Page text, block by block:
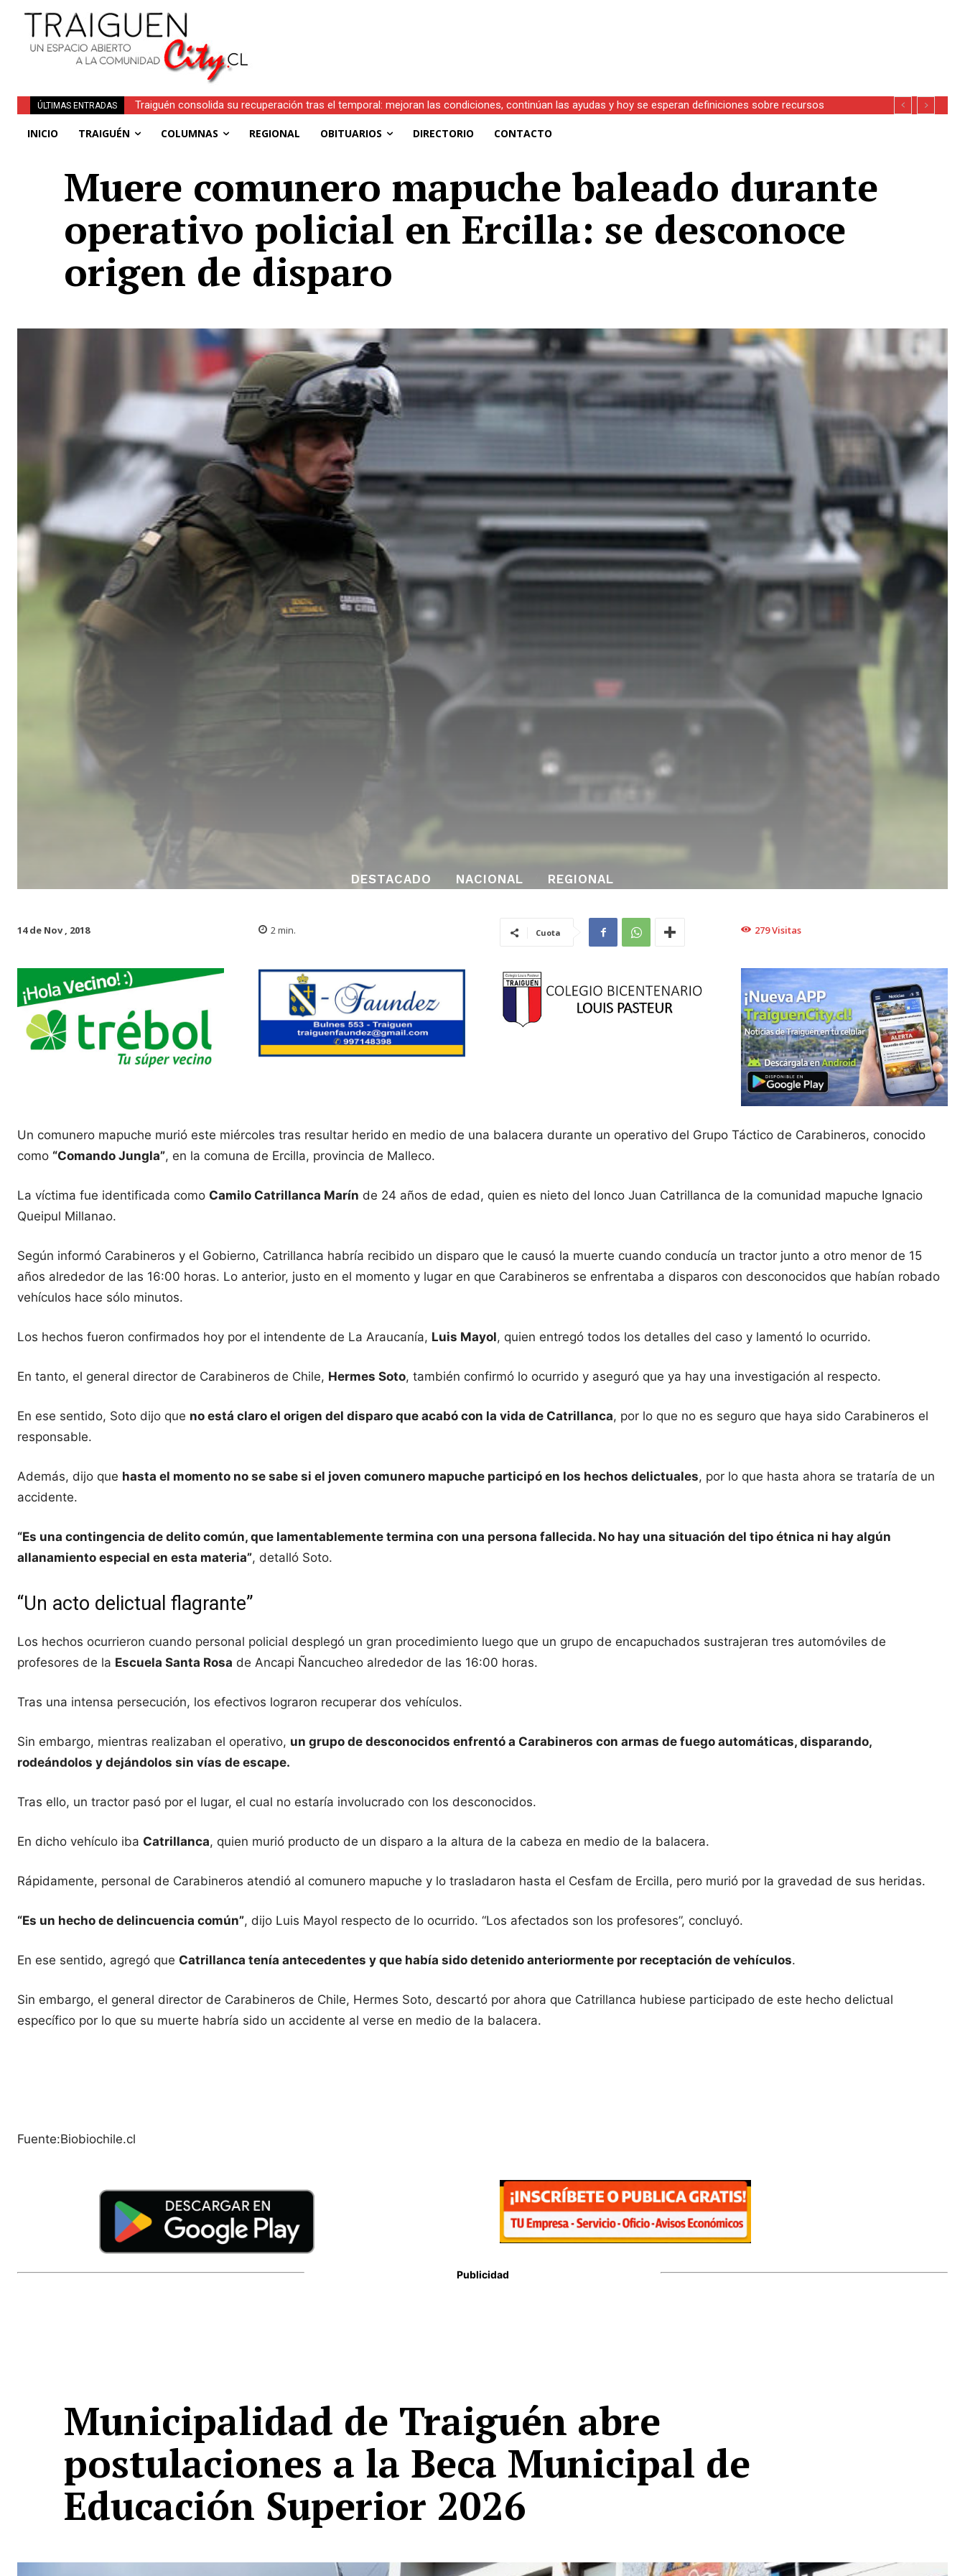
ÚLTIMAS ENTRADAS
Traiguén consolida su recuperación tras el temporal: mejoran las condiciones, continúan las ayudas y hoy se esperan definiciones sobre recursos
INICIO TRAIGUÉN COLUMNAS REGIONAL OBITUARIOS DIRECTORIO CONTACTO
Muere comunero mapuche baleado durante
operativo policial en Ercilla: se desconoce
origen de disparo
DESTACADO NACIONAL REGIONAL
14 de Nov , 2018 2 min. Cuota 279Visitas
Un comunero mapuche murió este miércoles tras resultar herido en medio de una balacera durante un operativo del Grupo Táctico de Carabineros, conocido
como “Comando Jungla”, en la comuna de Ercilla, provincia de Malleco.
La víctima fue identificada como Camilo Catrillanca Marín de 24 años de edad, quien es nieto del lonco Juan Catrillanca de la comunidad mapuche Ignacio
Queipul Millanao.
Según informó Carabineros y el Gobierno, Catrillanca habría recibido un disparo que le causó la muerte cuando conducía un tractor junto a otro menor de 15
años alrededor de las 16:00 horas. Lo anterior, justo en el momento y lugar en que Carabineros se enfrentaba a disparos con desconocidos que habían robado
vehículos hace sólo minutos.
Los hechos fueron confirmados hoy por el intendente de La Araucanía, Luis Mayol, quien entregó todos los detalles del caso y lamentó lo ocurrido.
En tanto, el general director de Carabineros de Chile, Hermes Soto, también confirmó lo ocurrido y aseguró que ya hay una investigación al respecto.
En ese sentido, Soto dijo que no está claro el origen del disparo que acabó con la vida de Catrillanca, por lo que no es seguro que haya sido Carabineros el
responsable.
Además, dijo que hasta el momento no se sabe si el joven comunero mapuche participó en los hechos delictuales, por lo que hasta ahora se trataría de un
accidente.
“Es una contingencia de delito común, que lamentablemente termina con una persona fallecida. No hay una situación del tipo étnica ni hay algún
allanamiento especial en esta materia”, detalló Soto.
“Un acto delictual flagrante”
Los hechos ocurrieron cuando personal policial desplegó un gran procedimiento luego que un grupo de encapuchados sustrajeran tres automóviles de
profesores de la Escuela Santa Rosa de Ancapi Ñancucheo alrededor de las 16:00 horas.
Tras una intensa persecución, los efectivos lograron recuperar dos vehículos.
Sin embargo, mientras realizaban el operativo, un grupo de desconocidos enfrentó a Carabineros con armas de fuego automáticas, disparando,
rodeándolos y dejándolos sin vías de escape.
Tras ello, un tractor pasó por el lugar, el cual no estaría involucrado con los desconocidos.
En dicho vehículo iba Catrillanca, quien murió producto de un disparo a la altura de la cabeza en medio de la balacera.
Rápidamente, personal de Carabineros atendió al comunero mapuche y lo trasladaron hasta el Cesfam de Ercilla, pero murió por la gravedad de sus heridas.
“Es un hecho de delincuencia común”, dijo Luis Mayol respecto de lo ocurrido. “Los afectados son los profesores”, concluyó.
En ese sentido, agregó que Catrillanca tenía antecedentes y que había sido detenido anteriormente por receptación de vehículos.
Sin embargo, el general director de Carabineros de Chile, Hermes Soto, descartó por ahora que Catrillanca hubiese participado de este hecho delictual
específico por lo que su muerte habría sido un accidente al verse en medio de la balacera.
Fuente:Biobiochile.cl
Publicidad